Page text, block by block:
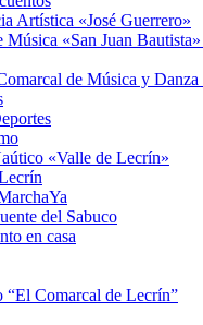
Artística «José Guerrero»
Música «San Juan
de Música y
«Valle de Lecrín»
del Sabuco
en casa
“El Comarcal de Lecrín”